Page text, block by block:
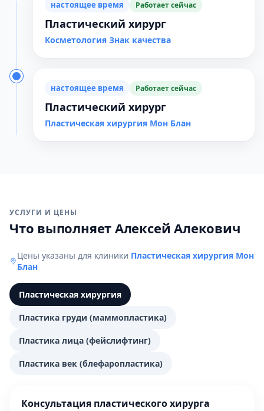
настоящее время Работает сейчас
Пластический хирург
Косметология Знак качества
настоящее время Работает сейчас
Пластический хирург
Пластическая хирургия Мон Блан
УСЛУГИ И ЦЕНЫ
Что выполняет Алексей Алекович
Цены указаны для клиники Пластическая хирургия Мон
Блан
Пластическая хирургия
Пластика груди (маммопластика)
Пластика лица (фейслифтинг)
Пластика век (блефаропластика)
Консультация пластического хирурга